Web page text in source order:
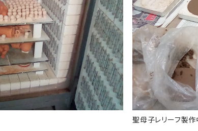
聖母子レリーフ製作